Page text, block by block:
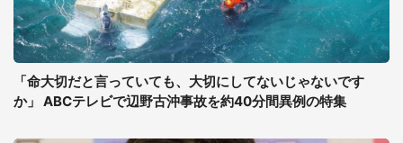
「命大切だと言っていても、大切にしてないじゃないです
か」 ABCテレビで辺野古沖事故を約40分間異例の特集